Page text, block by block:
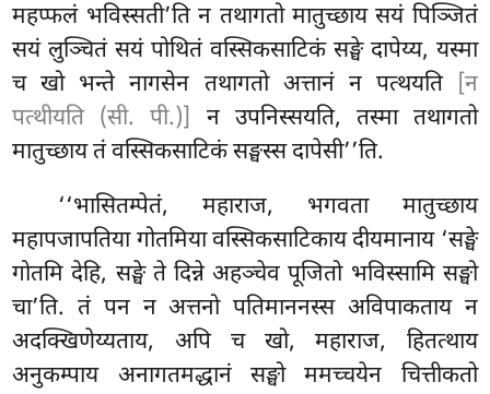
महप्फलं भविस्सती’ति न तथागतो मातुच्छाय सयं पिञ्जितं
सयं लुञ्चितं सयं पोथितं वस्सिकसाटिकं सङ्घे दापेय्य, यस्मा
च खो भन्ते नागसेन तथागतो अत्तानं न पत्थयति [न
पत्थीयति (सी. पी.)]
न उपनिस्सयति, तस्मा तथागतो
मातुच्छाय तं वस्सिकसाटिकं सङ्घस्स दापेसी’’ति.
‘‘भासितम्पेतं, महाराज, भगवता मातुच्छाय
महापजापतिया गोतमिया वस्सिकसाटिकाय दीयमानाय ‘सङ्घे
गोतमि देहि, सङ्घे ते दिन्ने अहञ्चेव पूजितो भविस्सामि सङ्घो
चा’ति. तं पन न अत्तनो पतिमाननस्स अविपाकताय न
अदक्खिणेय्यताय, अपि च खो, महाराज, हितत्थाय
अनुकम्पाय अनागतमद्धानं सङ्घो ममच्चयेन चित्तीकतो